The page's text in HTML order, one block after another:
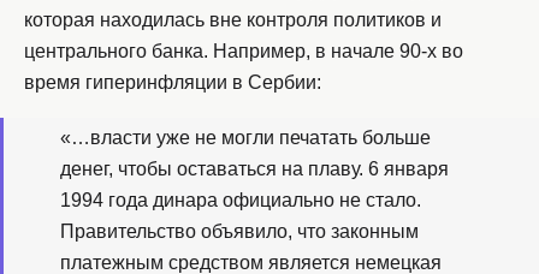
которая находилась вне контроля политиков и
центрального банка. Например, в начале 90-х во
время гиперинфляции в Сербии:
«…власти уже не могли печатать больше
денег, чтобы оставаться на плаву. 6 января
1994 года динара официально не стало.
Правительство объявило, что законным
платежным средством является немецкая